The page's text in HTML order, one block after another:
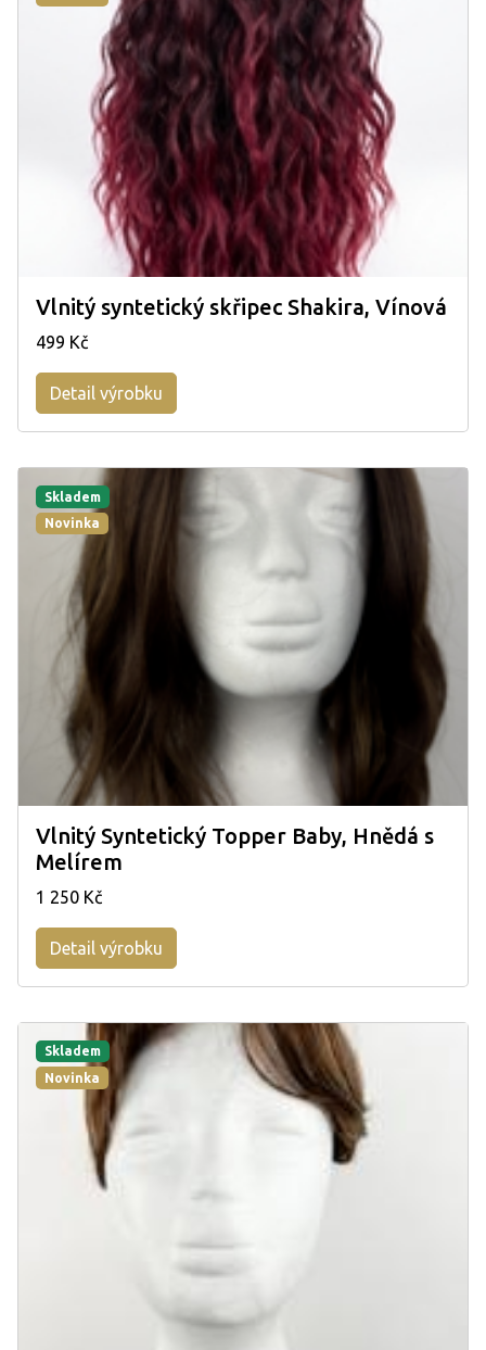
Vlnitý syntetický skřipec Shakira, Vínová
499 Kč
Detail výrobku
Skladem
Novinka
Vlnitý Syntetický Topper Baby, Hnědá s
Melírem
1 250 Kč
Detail výrobku
Skladem
Novinka